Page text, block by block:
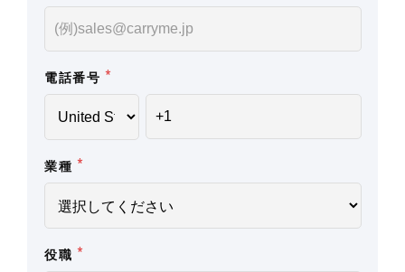
電話番号 *
業種 *
役職 *